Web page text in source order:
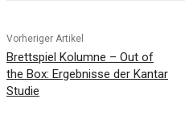
Vorheriger Artikel
Brettspiel Kolumne – Out of
the Box: Ergebnisse der Kantar
Studie